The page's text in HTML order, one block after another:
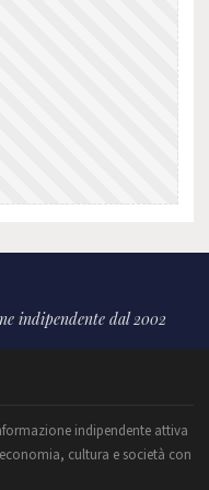
indipendente dal 2002
indipendente attiva
cultura e società con